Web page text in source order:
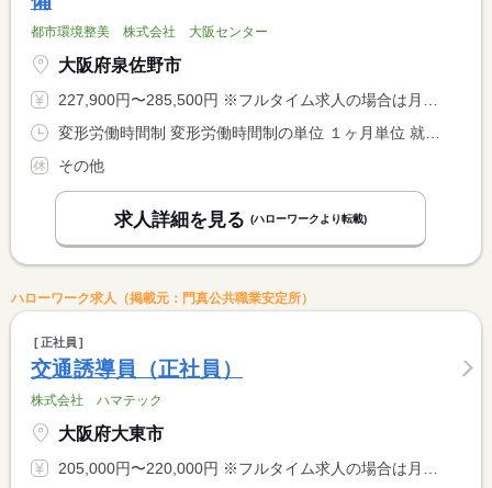
都市環境整美 株式会社 大阪センター
大阪府泉佐野市
227,900円〜285,500円 ※フルタイム求人の場合は月額（換算額）、パート求人の場合は時間額を表示しています。
その他
求人詳細を見る (ハローワークより転載)
ハローワーク求人（掲載元：門真公共職業安定所）
正社員
交通誘導員（正社員）
株式会社 ハマテック
大阪府大東市
205,000円〜220,000円 ※フルタイム求人の場合は月額（換算額）、パート求人の場合は時間額を表示しています。